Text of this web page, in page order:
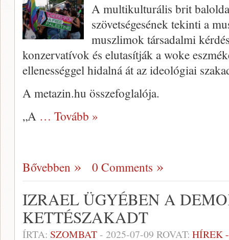
A multikulturális brit
szövetségesének tekinti a
muszlimok társadalmi
konzervatívok és elutasítják a woke
ellenességgel hidalná át az ideológiai
A metazin.hu összefoglalója.
„A … Tovább »
Bővebben 0 Comments
IZRAEL ÜGYÉBEN A
KETTÉSZAKADT
ÍRTA: SZOMBAT- 2025-07-09 ROVAT: HÍREK